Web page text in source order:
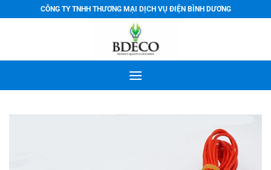
qua
CÔNG TY TNHH THƯƠNG MẠI DỊCH VỤ ĐIỆN BÌNH DƯƠNG